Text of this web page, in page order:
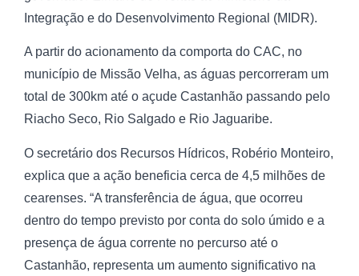
Integração e do Desenvolvimento Regional (MIDR).
A partir do acionamento da comporta do CAC, no
município de Missão Velha, as águas percorreram um
total de 300km até o açude Castanhão passando pelo
Riacho Seco, Rio Salgado e Rio Jaguaribe.
O secretário dos Recursos Hídricos, Robério Monteiro,
explica que a ação beneficia cerca de 4,5 milhões de
cearenses. “A transferência de água, que ocorreu
dentro do tempo previsto por conta do solo úmido e a
presença de água corrente no percurso até o
Castanhão, representa um aumento significativo na